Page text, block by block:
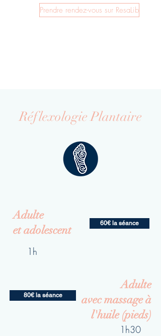
Prendre rendez-vous sur ResaLib
Réflexologie Plantaire
Adulte
et adolescent
60€ la séance
1h
80€ la séance
Adulte
avec massage à
l'huile (pieds)
1h30